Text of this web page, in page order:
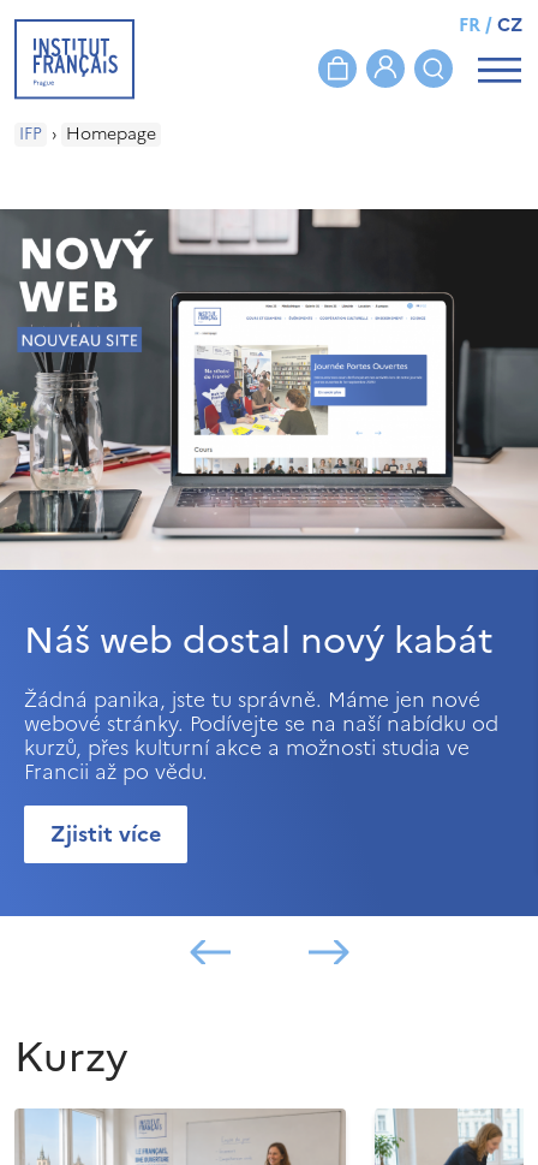
FR/CZ
IFP › Homepage
Náš web dostal nový kabát
Žádná panika, jste tu správně. Máme jen nové
webové stránky. Podívejte se na naší nabídku od
kurzů, přes kulturní akce a možnosti studia ve
Francii až po vědu.
Zjistit více
Kurzy